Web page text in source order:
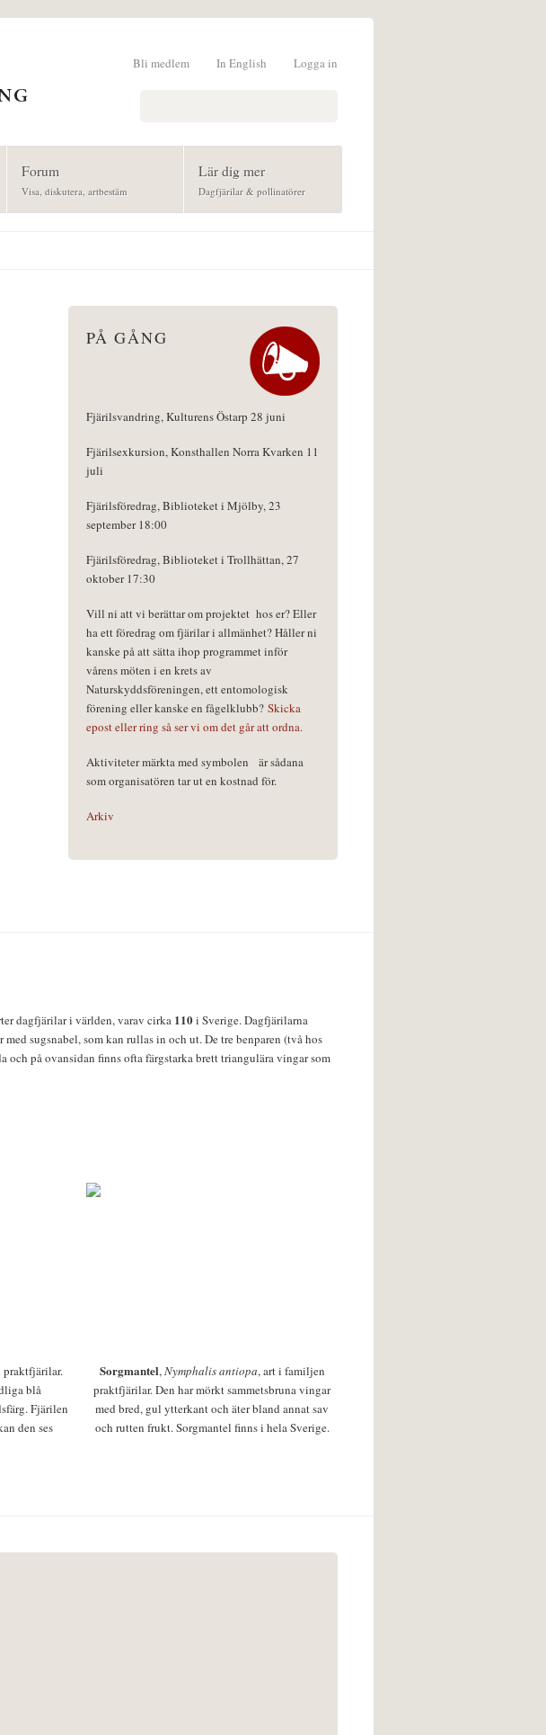
Logga in
In English
Bli medlem
Forum
Visa, diskutera, artbestäm
Lär dig mer
Dagfjärilar & pollinatörer
PÅ GÅNG
Fjärilsvandring, Kulturens Östarp 28 juni
Fjärilsexkursion, Konsthallen Norra Kvarken 11
juli
Fjärilsföredrag, Biblioteket i Mjölby, 23
september 18:00
Fjärilsföredrag, Biblioteket i Trollhättan, 27
oktober 17:30
Vill ni att vi berättar om projektet hos er? Eller
ha ett föredrag om fjärilar i allmänhet? Håller ni
kanske på att sätta ihop programmet inför
vårens möten i en krets av
Naturskyddsföreningen, ett entomologisk
förening eller kanske en fågelklubb? Skicka
epost eller ring så ser vi om det går att ordna.
Aktiviteter märkta med symbolen
är sådana
som organisatören tar ut en kostnad för.
Arkiv
dagfjärilar i världen, varav cirka 110i Sverige. Dagfjärilarna
sugsnabel, som kan rullas in och ut. De tre benparen (två hos
på ovansidan finns ofta färgstarka brett triangulära vingar som
praktfjärilar.
blå
Fjärilen
den ses
Sorgmantel,Nymphalis antiopa, art i familjen
praktfjärilar. Den har mörkt sammetsbruna vingar
med bred, gul ytterkant och äter bland annat sav
och rutten frukt. Sorgmantel finns i hela Sverige.